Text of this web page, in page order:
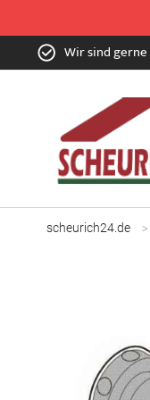
Zum
Inhalt Wir sind
scheurich24.de